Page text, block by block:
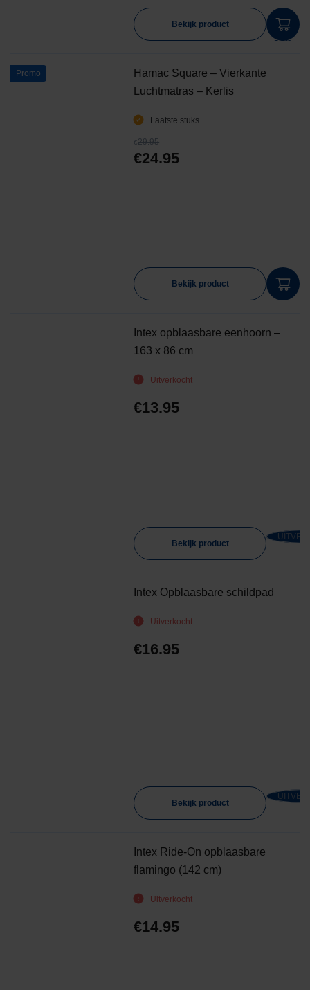
Bekijk product
aan
Promo
Laatste stuks
Hamac Square – Vierkante
Luchtmatras – Kerlis
€29.95
€24.95
Bekijk product
aan
Uitverkocht
Intex opblaasbare eenhoorn –
163 x 86 cm
€13.95
Bekijk product
Uitverkocht
Intex Opblaasbare schildpad
€16.95
Bekijk product
Uitverkocht
Intex Ride-On opblaasbare
flamingo (142 cm)
€14.95